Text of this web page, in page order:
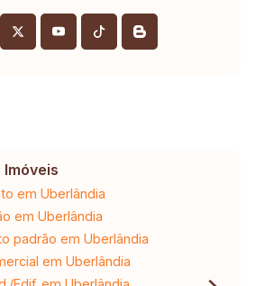
em Uberlândia
em Uberlândia
padrão em Uberlândia
em Uberlândia